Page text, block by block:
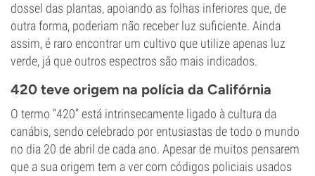
dossel das plantas, apoiando as folhas inferiores que, de
outra forma, poderiam não receber luz suficiente. Ainda
assim, é raro encontrar um cultivo que utilize apenas luz
verde, já que outros espectros são mais indicados.
420 teve origem na polícia da Califórnia
O termo “420” está intrinsecamente ligado à cultura da
canábis, sendo celebrado por entusiastas de todo o mundo
no dia 20 de abril de cada ano. Apesar de muitos pensarem
que a sua origem tem a ver com códigos policiais usados